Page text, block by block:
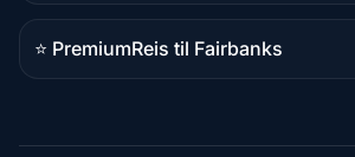
⭐ Premium
Premium-
Reis til Fairbanks